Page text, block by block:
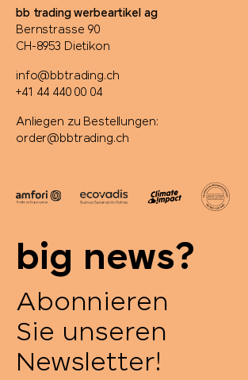
bb trading werbeartikel ag
Bernstrasse 90
CH-8953 Dietikon
info@bbtrading.ch
+41 44 440 00 04
Anliegen zu Bestellungen:
order@bbtrading.ch
big news?
Abonnieren
Sie unseren
Newsletter!
Rubik's Cube
Russell
savontage
SEAQUAL
Senator®
SCX.design
SideFill